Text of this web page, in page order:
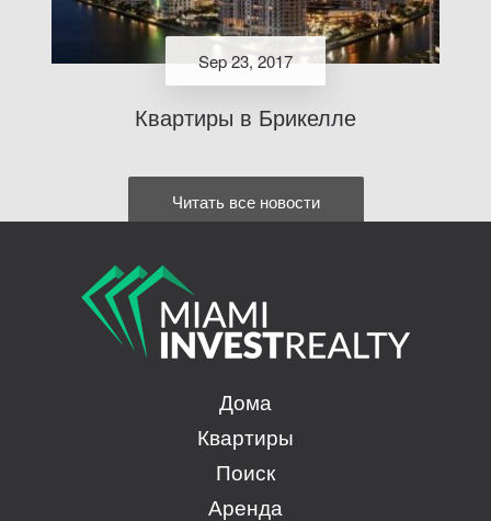
Sep 23, 2017
Квартиры в Брикелле
Читать все новости
Дома
Квартиры
Поиск
Аренда